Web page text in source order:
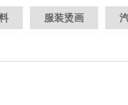
服装烫画